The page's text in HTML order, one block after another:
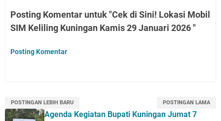
Posting Komentar untuk "Cek di Sini! Lokasi Mobil
SIM Keliling Kuningan Kamis 29 Januari 2026 "
Posting Komentar
POSTINGAN LEBIH BARU POSTINGAN LAMA
Agenda Kegiatan Bupati Kuningan Jumat 7